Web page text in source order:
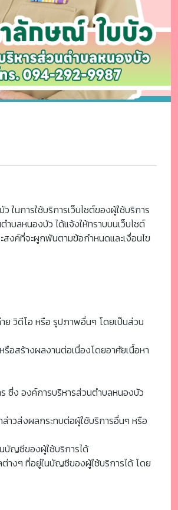
ในการใช้บริการเว็บไซต์ของผู้ใช้บริการ
บลหนองบัว ได้แจ้งให้ทราบบนเว็บไซต์
สงค์ที่จะผูกพันตามข้อกำหนดและเงื่อนไข
ย วิดีโอ หรือ รูปภาพอื่นๆ โดยเป็นส่วน
อสร้างผลงานต่อเนื่องโดยอาศัยเนื้อหา
ซึ่ง องค์การบริหารส่วนตำบลหนองบัว
ล่าวส่งผลกระทบต่อผู้ใช้บริการอื่นๆ หรือ
นบัญชีของผู้ใช้บริการได้
างๆ ที่อยู่ในบัญชีของผู้ใช้บริการได้ โดย